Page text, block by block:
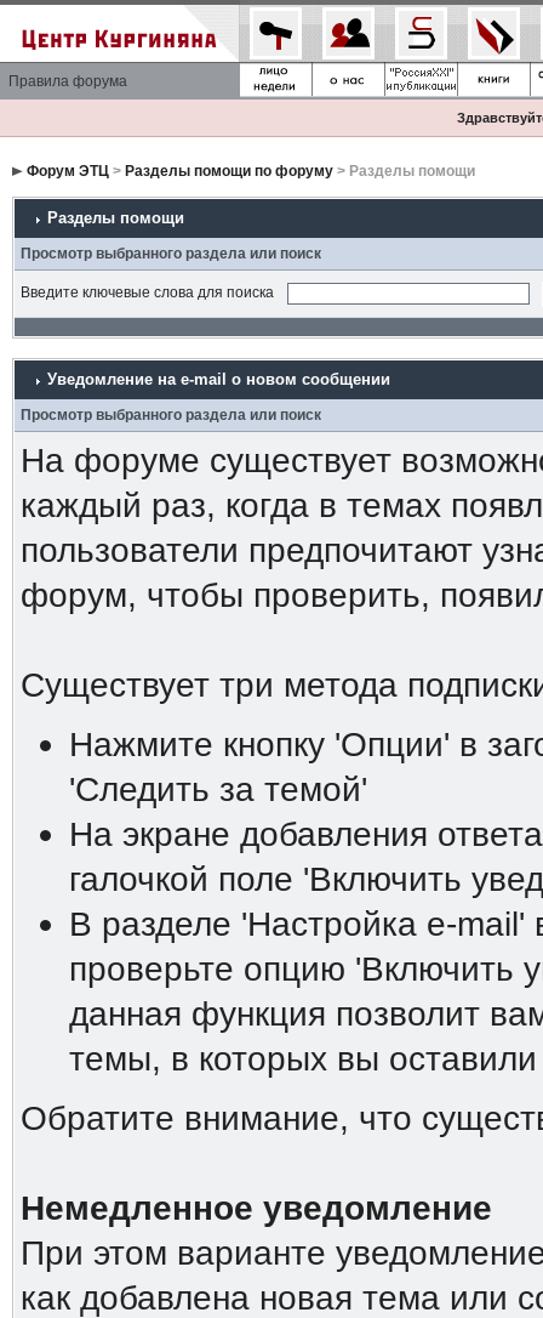
Правила форума
Форум ЭТЦ> Разделы помощи по форуму> Разделы помощи
Разделы помощи
Просмотр выбранного раздела или поиск
Введите ключевые слова для поиска
Уведомление на е-mail о новом сообщении
Просмотр выбранного раздела или поиск
На форуме существует
каждый раз, когда в темах
пользователи предпочитают
форум, чтобы проверить,
Существует три метода
Нажмите кнопку 'Опции' в
'Следить за темой'
На экране добавления
галочкой поле 'Включить
В разделе 'Настройка е-
проверьте опцию 'Включить
данная функция позволит
темы, в которых вы оставили
Обратите внимание, что
Немедленное уведомление
При этом варианте
как добавлена новая тема или